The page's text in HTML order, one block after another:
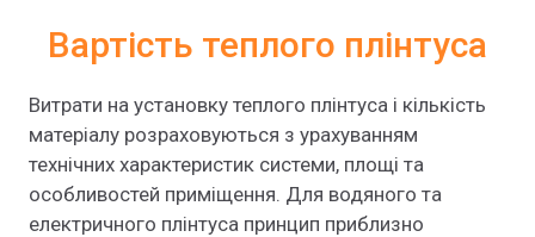
Вартість теплого плінтуса
Витрати на установку теплого плінтуса і кількість
матеріалу розраховуються з урахуванням
технічних характеристик системи, площі та
особливостей приміщення. Для водяного та
електричного плінтуса принцип приблизно